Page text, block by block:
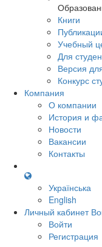
Книги
Учебный
Для
Версия
Конкурс
Компания
О компании
История и
Новости
Вакансии
Контакты
Українська
English
Личный кабинет
Войти
Регистрация